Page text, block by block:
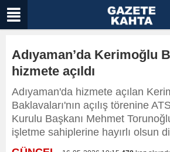
Adıyaman’da Kerimoğlu
hizmete açıldı
Adıyaman'da hizmete açılan
Baklavaları'nın açılış törenine
Kurulu Başkanı Mehmet
işletme sahiplerine hayırlı olsun